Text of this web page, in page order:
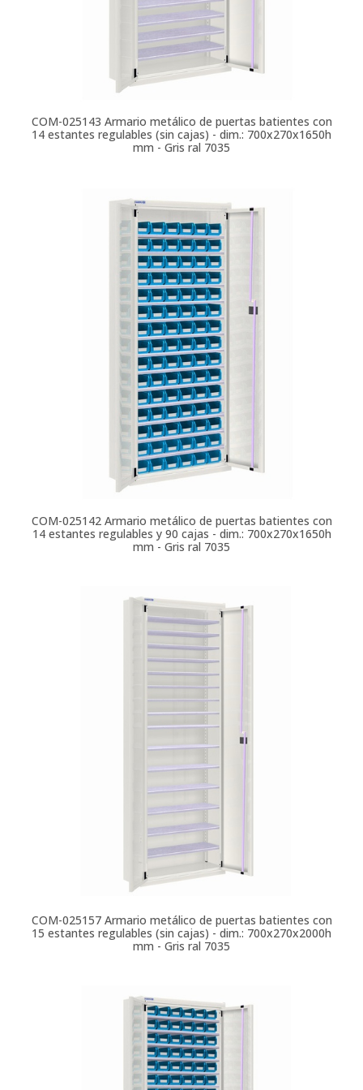
COM-025143 Armario metálico de puertas batientes con
14 estantes regulables (sin cajas) - dim.: 700x270x1650h
mm - Gris ral 7035
COM-025142 Armario metálico de puertas batientes con
14 estantes regulables y 90 cajas - dim.: 700x270x1650h
mm - Gris ral 7035
COM-025157 Armario metálico de puertas batientes con
15 estantes regulables (sin cajas) - dim.: 700x270x2000h
mm - Gris ral 7035